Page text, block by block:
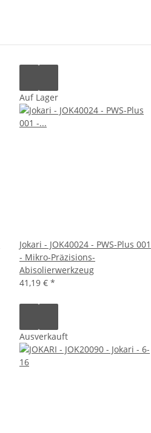
Auf Lager
Jokari - JOK40024 - PWS-Plus 001
- Mikro-Präzisions-
Abisolierwerkzeug
41,19 € *
Ausverkauft